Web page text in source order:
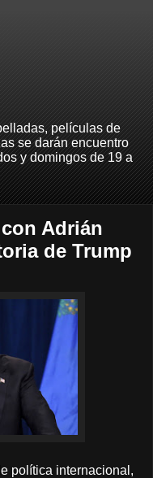
películas de
se darán encuentro
y domingos de 19 a
Adrián
de Trump
política internacional,